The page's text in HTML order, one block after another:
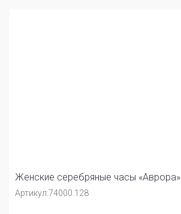
Женские серебряные часы «Аврора»
Артикул:74000.128